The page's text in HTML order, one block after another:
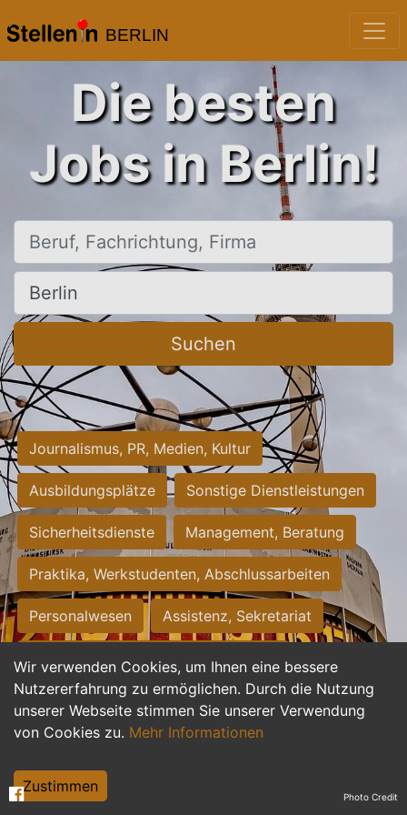
BERLIN
Wir verwenden Cookies, um Ihnen eine bessere
Nutzererfahrung zu ermöglichen. Durch die Nutzung
unserer Webseite stimmen Sie unserer Verwendung
von Cookies zu. Mehr Informationen
Zustimmen
Die besten
Jobs in Berlin!
Beruf, Fachrichtung, Firma
Ort, Stadt
Suchen
Journalismus, PR, Medien, Kultur
Ausbildungsplätze Sonstige Dienstleistungen
Sicherheitsdienste Management, Beratung
Praktika, Werkstudenten, Abschlussarbeiten
Personalwesen Assistenz, Sekretariat
Hilfskräfte, Aushilfs- und Nebenjobs
Einkauf, Logistik, Materialwirtschaft
Weiterbildung, Studium, duale Ausbildung
Tourismus
Photo Credit